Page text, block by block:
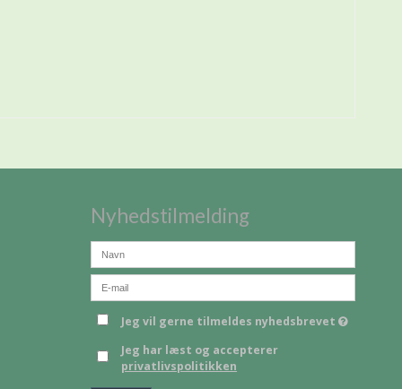
Nyhedstilmelding
Jeg vil gerne tilmeldes nyhedsbrevet
Jeg har læst og accepterer
privatlivspolitikken